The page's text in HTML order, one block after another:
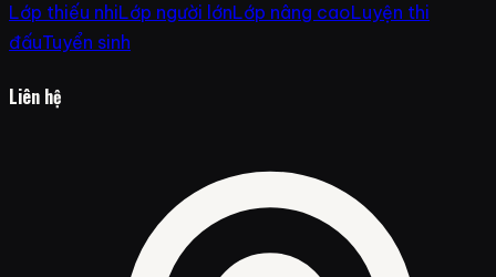
Lớp thiếu nhiLớp người lớnLớp nâng caoLuyện thi
đấuTuyển sinh
Liên hệ